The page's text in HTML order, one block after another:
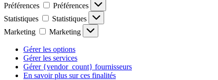
Préférences
Préférences
Statistiques
Statistiques
Marketing
Marketing
Gérer les options
Gérer les services
Gérer {vendor_count} fournisseurs
En savoir plus sur ces finalités